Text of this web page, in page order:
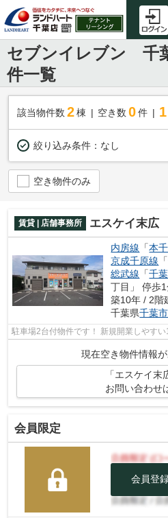
セブンイレブン 千
件一覧
該当物件数 2棟 空き数 0 件
絞り込み条件： なし
空き物件のみ
賃貸 | 店舗事務所 エスケイ末広
内房線 「本
京成千原線 「
総武線 「千葉
丁目」 停歩
築10年 / 2階
千葉県千葉
駐車場2台付物件です！ 新規開業しやす
現在空き物件情報が
「エスケイ末
お問い合わせ
会員限定
会員登